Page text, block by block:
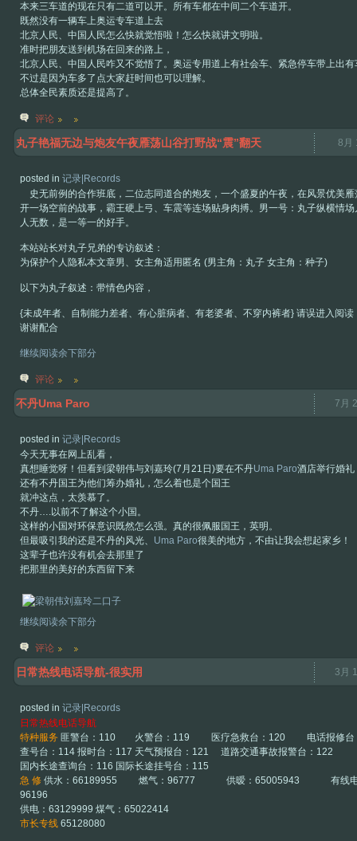
本来三车道的现在只有二道可以开。所有车都在中间二个车道开。
既然没有一辆车上奥运专车道上去
北京人民、中国人民怎么快就觉悟啦！怎么快就讲文明啦。
准时把朋友送到机场在回来的路上，
北京人民、中国人民咋又不觉悟了。奥运专用道上有社会车、紧急停车带上出有
不过是因为车多了点大家赶时间也可以理解。
总体全民素质还是提高了。
评论
丸子艳福无边与炮友午夜雁荡山谷打野战“震”翻天 8月
posted in 记录|Records
史无前例的合作班底，二位志同道合的炮友，一个盛夏的午夜，在风景优美雁
开一场空前的战事，霸王硬上弓、车震等连场贴身肉搏。男一号：丸子纵横情
人无数，是一等一的好手。
本站站长对丸子兄弟的专访叙述：
为保护个人隐私本文章男、女主角适用匿名 (男主角：丸子 女主角：种子)
以下为丸子叙述：带情色内容，
{未成年者、自制能力差者、有心脏病者、有老婆者、不穿内裤者} 请误进入阅读
谢谢配合
继续阅读余下部分
评论
不丹Uma Paro 7月
posted in 记录|Records
今天无事在网上乱看，
真想睡觉呀！但看到梁朝伟与刘嘉玲(7月21日)要在不丹Uma Paro酒店举行婚礼
还有不丹国王为他们筹办婚礼，怎么着也是个国王
就冲这点，太羡慕了。
不丹….以前不了解这个小国。
这样的小国对环保意识既然怎么强。真的很佩服国王，英明。
但最吸引我的还是不丹的风光、 Uma Paro很美的地方，不由让我会想起家乡！
这辈子也许没有机会去那里了
把那里的美好的东西留下来
继续阅读余下部分
评论
日常热线电话导航-很实用 3月
posted in 记录|Records
日常热线电话导航
特种服务 匪警台：110 火警台：119 医疗急救台：120 电话报
查号台：114 报时台：117 天气预报台：121 道路交通事故报警台：122
国内长途查询台：116 国际长途挂号台：115
急 修 供水：66189955 燃气：96777 供暧：65005943 有线电
96196
供电：63129999 煤气：65022414
市长专线 65128080